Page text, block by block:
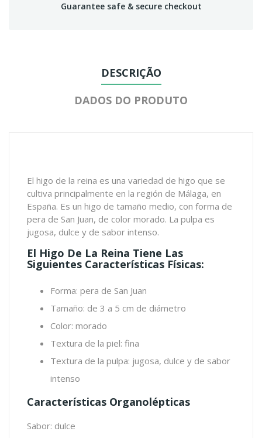
Guarantee safe & secure checkout
DESCRIÇÃO
DADOS DO PRODUTO
El higo de la reina es una variedad de higo que se
cultiva principalmente en la región de Málaga, en
España. Es un higo de tamaño medio, con forma de
pera de San Juan, de color morado. La pulpa es
jugosa, dulce y de sabor intenso.
El Higo De La Reina Tiene Las
Siguientes Características Físicas:
Forma: pera de San Juan
Tamaño: de 3 a 5 cm de diámetro
Color: morado
Textura de la piel: fina
Textura de la pulpa: jugosa, dulce y de sabor
intenso
Características Organolépticas
Sabor: dulce